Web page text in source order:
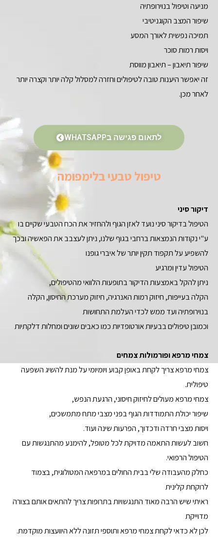
מניעה וטיפול בנוירופתיה
שיפור המצב הקוגניטיבי
תמיכה נפשית לאורך המסע
ויסות רמות סוכר
שיפור תיאבון – תיאבון מווסת
זה יאפשר היענות טובה לטיפולים וחזרה למסלול קלה יותר וקצרה יותר
לאחר מכן.
לתאום פגישה בWHATSAPP
טיפול טבעי בלימפומה
דיקור סיני
הטיפול בדיקור סיני נועד לאזן הגוף ולהחזיר את הכח הטבעי שקיים בו
ע"י נקודות הנמצאות ברחבי בגוף שלנו, ניתן לעצבב את הפאשיה ובכך
להשפיע על תקפוד תקין יותר של איברי גופנו
הטיפול עדין ומרגיע
ניתן להקל באמצעות הדיקור בתופעות הלוואי מהטיפולים,
הקלה בעייפות, חיזוק רמות האנרגיה, חיזוק מערכת החיסון, הקלה
בנוירופתיה ועד ממש לכדי העלמת התחושות
וכמובן טיפולים בבעיות אורטופדיות כמו כאבים שונים ומחלות דלקתיות
צמחי מרפא ופורמולות צמחים
צמחי מרפא צריך לקחת באופן קבוע ויומיומי על מנת להשיג השפעה
טיפולית.
צמחי מרפא מעולים לחיזוק חיסוני, הרגעת הנפש,
שיפור יכולת התמודדות הגוף בפני מצבי מתח מתמשכים,
ויסות מצבי חרדה ודכדוך, הפרעות שינה ועוד.
חשוב לעשות התאמה מדויקת לכל מטופל, להימנע מהתנגשות עם
הטיפול הרפואי.
כחלק מהעבודה שלי בבית החולים במרפאה המטולוגית, בצמוד
לרוקחת קלינית
ראיתי שיש הרבה מאוד התנגשויות בתרופות צריך להתאים אותם בצורה
מדוייקת
לכן לא כדאי לקחת צמחי מרפא ותוספי תזונה ללא היוועצות מוקדמת.